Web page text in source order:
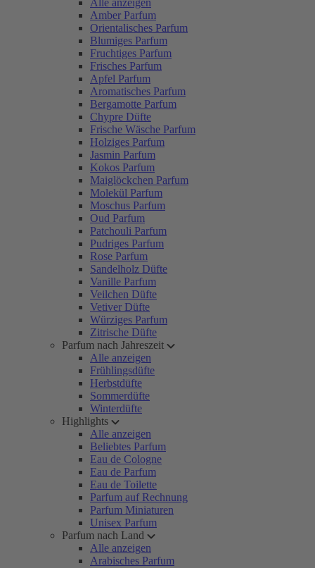
Alle anzeigen
Amber Parfum
Orientalisches Parfum
Blumiges Parfum
Fruchtiges Parfum
Frisches Parfum
Apfel Parfum
Aromatisches Parfum
Bergamotte Parfum
Chypre Düfte
Frische Wäsche Parfum
Holziges Parfum
Jasmin Parfum
Kokos Parfum
Maiglöckchen Parfum
Molekül Parfum
Moschus Parfum
Oud Parfum
Patchouli Parfum
Pudriges Parfum
Rose Parfum
Sandelholz Düfte
Vanille Parfum
Veilchen Düfte
Vetiver Düfte
Würziges Parfum
Zitrische Düfte
Parfum nach Jahreszeit
Alle anzeigen
Frühlingsdüfte
Herbstdüfte
Sommerdüfte
Winterdüfte
Highlights
Alle anzeigen
Beliebtes Parfum
Eau de Cologne
Eau de Parfum
Eau de Toilette
Parfum auf Rechnung
Parfum Miniaturen
Unisex Parfum
Parfum nach Land
Alle anzeigen
Arabisches Parfum